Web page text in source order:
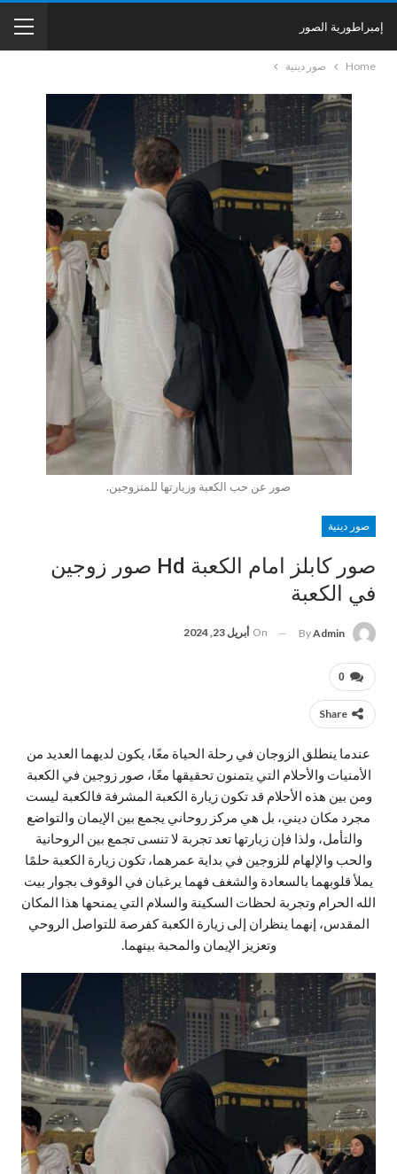
إمبراطورية الصور
Home صور دينية
صور عن حب الكعبة وزيارتها للمتزوجين.
صور دينية
صور كابلز امام الكعبة Hd صور زوجين
في الكعبة
ByAdmin
On أبريل 23, 2024
0
Share
عندما ينطلق الزوجان في رحلة الحياة معًا، يكون لديهما العديد من
الأمنيات والأحلام التي يتمنون تحقيقها معًا، صور زوجين في الكعبة
ومن بين هذه الأحلام قد تكون زيارة الكعبة المشرفة فالكعبة ليست
مجرد مكان ديني، بل هي مركز روحاني يجمع بين الإيمان والتواضع
والتأمل، ولذا فإن زيارتها تعد تجربة لا تنسى تجمع بين الروحانية
والحب والإلهام للزوجين في بداية عمرهما، تكون زيارة الكعبة حلمًا
يملأ قلوبهما بالسعادة والشغف فهما يرغبان في الوقوف بجوار بيت
الله الحرام وتجربة لحظات السكينة والسلام التي يمنحها هذا المكان
المقدس، إنهما ينظران إلى زيارة الكعبة كفرصة للتواصل الروحي
وتعزيز الإيمان والمحبة بينهما.